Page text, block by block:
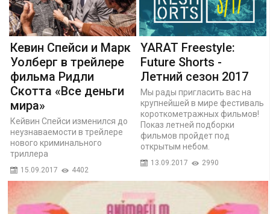
Кевин Спейси и Марк
Уолберг в трейлере
фильма Ридли
Скотта «Все деньги
мира»
Кейвин Спейси изменился до
неузнаваемости в трейлере
нового криминального
триллера
15.09.2017 4402
YARAT Freestyle:
Future Shorts -
Летний сезон 2017
Мы рады пригласить вас на
крупнейшей в мире фестиваль
короткометражных фильмов!
Показ летней подборки
фильмов пройдет под
открытым небом.
13.09.2017 2990